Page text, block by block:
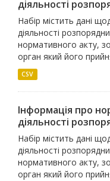
діяльності
Набір містить дані
діяльності
нормативного акту,
орган який його
CSV
Інформація про
діяльності
Набір містить дані
діяльності
нормативного акту,
орган який його